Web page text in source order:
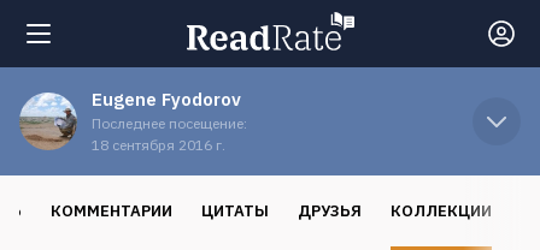
Поиск Eugene Fyodorov
Последнее посещение:
18 сентября 2016 г.
КОММЕНТАРИИ ЦИТАТЫ ДРУЗЬЯ КОЛЛЕКЦИИ